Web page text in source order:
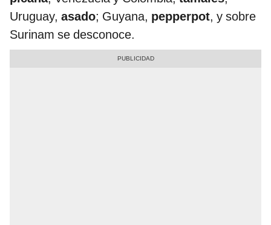
Uruguay, asado; Guyana, pepperpot, y sobre
Surinam se desconoce.